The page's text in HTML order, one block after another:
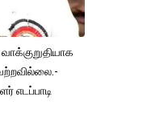
எடப்பாடி